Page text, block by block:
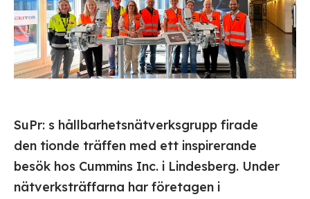
SuPr: s hållbarhetsnätverksgrupp firade
den tionde träffen med ett inspirerande
besök hos Cummins Inc. i Lindesberg. Under
nätverksträffarna har företagen i